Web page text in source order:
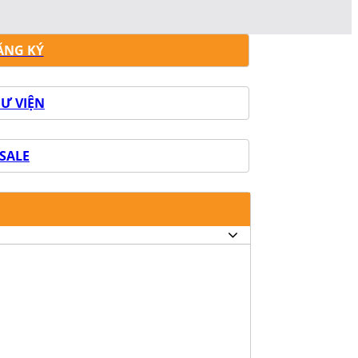
KÝ
VIỆN
SALE